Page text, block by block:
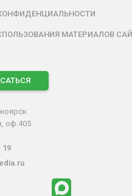
МАТЕРИАЛОВ
оф.405
19